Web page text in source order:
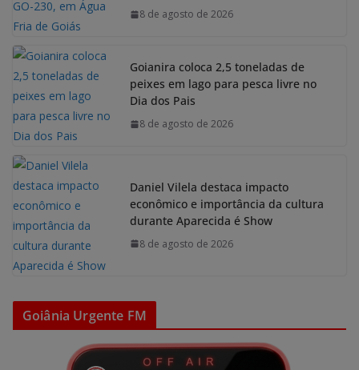
8 de agosto de 2026
Goianira coloca 2,5 toneladas de
peixes em lago para pesca livre no
Dia dos Pais
8 de agosto de 2026
Daniel Vilela destaca impacto
econômico e importância da cultura
durante Aparecida é Show
8 de agosto de 2026
Goiânia Urgente FM